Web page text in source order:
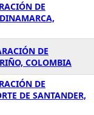
DE
DE
COLOMBIA
DE
DE SANTANDER,